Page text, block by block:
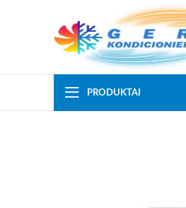
PRODUKTAI